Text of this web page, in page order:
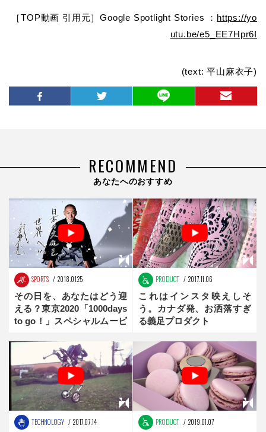
［TOP動画 引用元］Google Spotlight Stories ： https://yo
utu.be/e5_EE7Hpr6I
(text: 平山麻衣子)
RECOMMEND
あなたへのおすすめ
SPORTS 2018.01.25
その日を、あなたはどう迎
える？東京2020「1000days
to go！」スペシャルムービ
PRODUCT 2017.11.06
これはインスタ映えしそ
う。カナダ発、お洒落すぎ
る義足プロダクト
TECHNOLOGY 2017.07.14 PRODUCT 2019.01.07